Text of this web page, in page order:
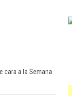
cara a la Semana